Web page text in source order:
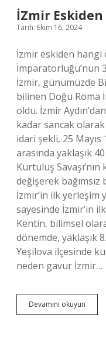
İZmir Eskiden
Tarih: Ekim 16, 2024
İzmir eskiden hangi
İmparatorluğu’nun
İzmir, günümüzde
bilinen Doğu Roma
oldu. İzmir
kadar sancak olarak
idari şekli, 25 Mayıs
arasında yaklaşık
Kurtuluş Savaşı’nın
değişerek
İzmir’in ilk yerleşim
sayesinde İzmir’in
Kentin, bilimsel
dönemde, yaklaşık
Yeşilova ilçesinde
neden gavur İzmir…
Devamını okuyun
Eskiden